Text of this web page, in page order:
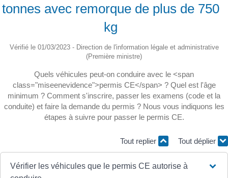
tonnes avec remorque de plus de 750
kg
Vérifié le 01/03/2023 - Direction de l'information légale et administrative
(Première ministre)
Quels véhicules peut-on conduire avec le <span
class="miseenevidence">permis CE</span> ? Quel est l'âge
minimum ? Comment s'inscrire, passer les examens (code et la
conduite) et faire la demande du permis ? Nous vous indiquons les
étapes à suivre pour passer le permis CE.
Tout replier Tout déplier
Vérifier les véhicules que le permis CE autorise à